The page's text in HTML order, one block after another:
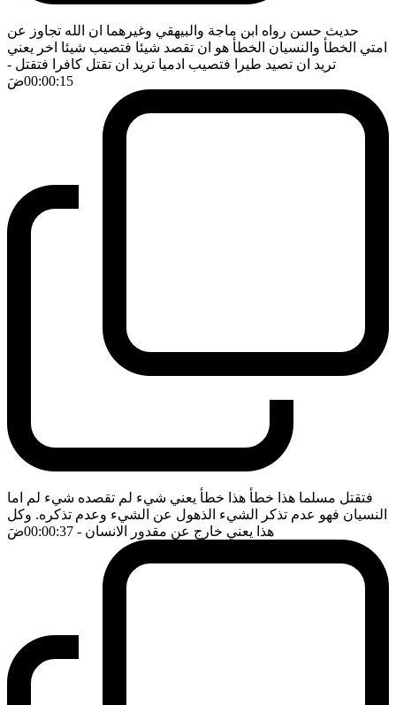
حديث حسن رواه ابن ماجة والبيهقي وغيرهما ان الله تجاوز عن
امتي الخطأ والنسيان الخطأ هو ان تقصد شيئا فتصيب شيئا اخر يعني
تريد ان تصيد طيرا فتصيب ادميا تريد ان تقتل كافرا فتقتل -
00:00:15ضَ
فتقتل مسلما هذا خطأ هذا خطأ يعني شيء لم تقصده شيء لم اما
النسيان فهو عدم تذكر الشيء الذهول عن الشيء وعدم تذكره. وكل
هذا يعني خارج عن مقدور الانسان - 00:00:37 ضَ